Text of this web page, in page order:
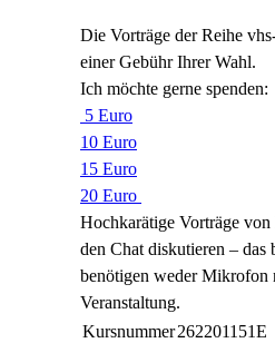
Die Vorträge der Reihe
einer Gebühr Ihrer Wahl.
Ich möchte gerne spenden:
5 Euro
10 Euro
15 Euro
20 Euro
Hochkarätige Vorträge
den Chat diskutieren –
benötigen weder Mikrofon
Veranstaltung.
Kursnummer262201151E